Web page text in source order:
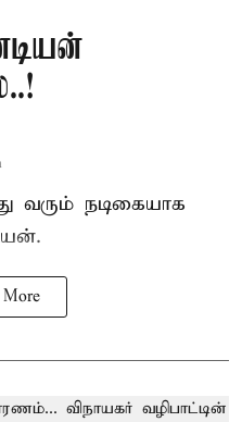
வரும் நடிகையாக